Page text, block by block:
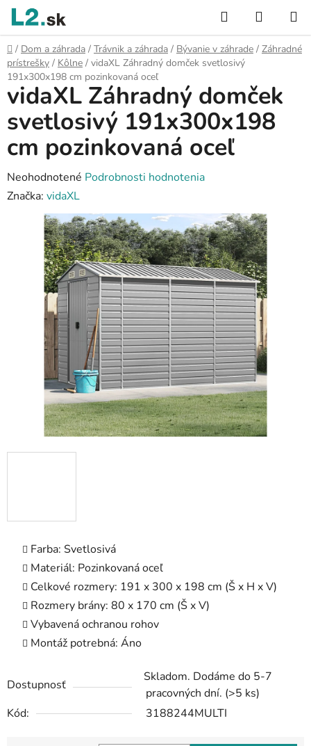
Prejsť
obsah
Hľadať
KOŠÍK
Domov
/ Dom a záhrada / Trávnik a záhrada / Bývanie v záhrade / Záhradné
prístrešky / Kôlne / vidaXL Záhradný domček svetlosivý
191x300x198 cm pozinkovaná oceľ
Farba: Svetlosivá
Materiál: Pozinkovaná oceľ
Celkové rozmery: 191 x 300 x 198 cm (Š x H x V)
Rozmery brány: 80 x 170 cm (Š x V)
Vybavená ochranou rohov
Montáž potrebná: Áno
Dostupnosť
Skladom. Dodáme do 5-7
pracovných dní. (>5 ks)
Kód:
3188244MULTI
vidaXL Záhradný domček
svetlosivý 191x300x198
cm pozinkovaná oceľ
Priemerné
hodnotenie
produktu
hviezdičiek.
Neohodnotené Podrobnosti hodnotenia
Značka: vidaXL